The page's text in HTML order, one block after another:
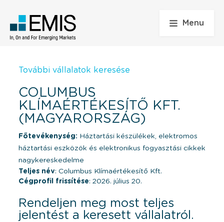
Menu
További vállalatok keresése
COLUMBUS
KLÍMAÉRTÉKESÍTŐ KFT.
(MAGYARORSZÁG)
Főtevékenység: Háztartási készülékek, elektromos
háztartási eszközök és elektronikus fogyasztási cikkek
nagykereskedelme
Teljes név: Columbus Klímaértékesítő Kft.
Cégprofil frissítése: 2026. július 20.
Rendeljen meg most teljes
jelentést a keresett vállalatról.